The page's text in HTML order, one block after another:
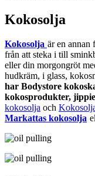
Kokosolja
Kokosolja är en annan
från att steka i till
eller din morgongröt
hudkräm, i glass,
har Bodystore
kokosprodukter,
kokosolja och
Markattas kokosolja